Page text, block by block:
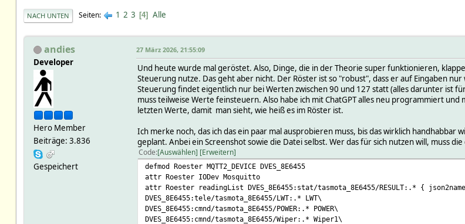
NACH UNTEN Seiten 1 2 3 4 Alle
andies
Developer
Hero Member
Beiträge: 3.836
Gespeichert
27 März 2026, 21:55:09
Und heute wurde mal geröstet. Also, Dinge, die in der Theorie super funktionieren,
Steuerung nutze. Das geht aber nicht. Der Röster ist so "robust", dass er auf Eingaben
Steuerung findet eigentlich nur bei Werten zwischen 90 und 127 statt (alles darunter ist
muss teilweise Werte feinsteuern. Also habe ich mit ChatGPT alles neu programmiert
letzten Werte, damit man sieht, wie heiß es im Röster ist.
Ich merke noch, das ich das ein paar mal ausprobieren muss, bis das wirklich
geplant. Anbei ein Screenshot sowie die Datei selbst. Wer das für sich nutzen will, muss
Code Auswählen Erweitern
defmod Roester MQTT2_DEVICE DVES_8E6455
attr Roester IODev Mosquitto
attr Roester readingList DVES_8E6455:stat/tasmota_8E6455/RESULT:.* {
DVES_8E6455:tele/tasmota_8E6455/LWT:.* LWT\
DVES_8E6455:cmnd/tasmota_8E6455/POWER:.* POWER\
DVES_8E6455:cmnd/tasmota_8E6455/Wiper:.* Wiper1\